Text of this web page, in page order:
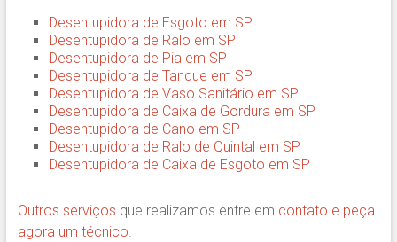
Desentupidora de Esgoto em SP
Desentupidora de Ralo em SP
Desentupidora de Pia em SP
Desentupidora de Tanque em SP
Desentupidora de Vaso Sanitário em SP
Desentupidora de Caixa de Gordura em SP
Desentupidora de Cano em SP
Desentupidora de Ralo de Quintal em SP
Desentupidora de Caixa de Esgoto em SP
Outros serviços que realizamos entre em contato e peça
agora um técnico.